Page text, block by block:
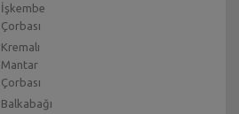
İşkembe
Çorbası
Kremalı
Mantar
Çorbası
Balkabağı